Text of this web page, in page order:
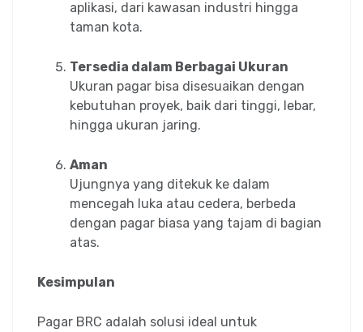
aplikasi, dari kawasan industri hingga
taman kota.
Tersedia dalam Berbagai Ukuran
Ukuran pagar bisa disesuaikan dengan
kebutuhan proyek, baik dari tinggi, lebar,
hingga ukuran jaring.
Aman
Ujungnya yang ditekuk ke dalam
mencegah luka atau cedera, berbeda
dengan pagar biasa yang tajam di bagian
atas.
Kesimpulan
Pagar BRC adalah solusi ideal untuk